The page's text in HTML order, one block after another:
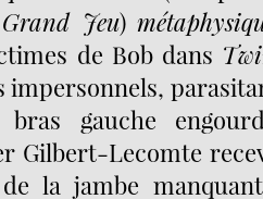
Grand Jeu)
de Bob dans
impersonnels,
bras gauche
Gilbert-Lecomte
la jambe